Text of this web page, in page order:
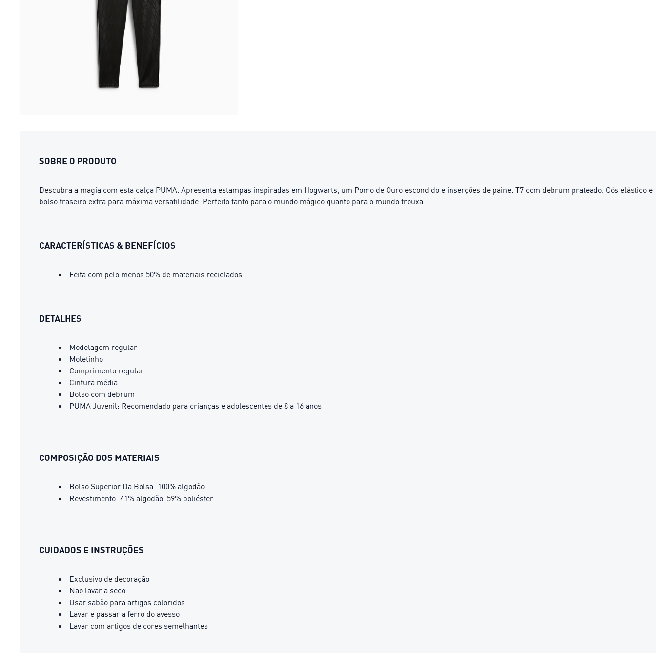
SOBRE O PRODUTO
Descubra a magia com esta calça PUMA. Apresenta estampas inspiradas em Hogwarts, um Pomo de Ouro escondido e inserções de painel T7 com debrum prateado. Cós elástico e
bolso traseiro extra para máxima versatilidade. Perfeito tanto para o mundo mágico quanto para o mundo trouxa.
CARACTERÍSTICAS & BENEFÍCIOS
Feita com pelo menos 50% de materiais reciclados
DETALHES
Modelagem regular
Moletinho
Comprimento regular
Cintura média
Bolso com debrum
PUMA Juvenil: Recomendado para crianças e adolescentes de 8 a 16 anos
COMPOSIÇÃO DOS MATERIAIS
Bolso Superior Da Bolsa: 100% algodão
Revestimento: 41% algodão, 59% poliéster
CUIDADOS E INSTRUÇÕES
Exclusivo de decoração
Não lavar a seco
Usar sabão para artigos coloridos
Lavar e passar a ferro do avesso
Lavar com artigos de cores semelhantes